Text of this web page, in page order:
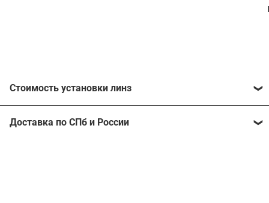
Стоимость установки линз
Расчитать стоимость ваших линз поможет
Доставка по СПб и России